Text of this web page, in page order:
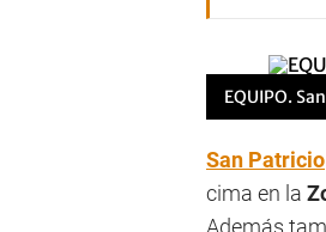
EQUIPO.
San Patricio
cima en la
Además